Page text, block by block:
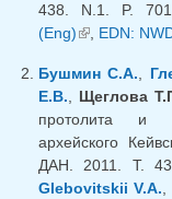
438. N.1. P.
(Eng)(link is
EDN:
Бушмин С.А.
Е.В.
Щеглова
протолита и
архейского
ДАН. 2011. Т.
Glebovitskii V.A.